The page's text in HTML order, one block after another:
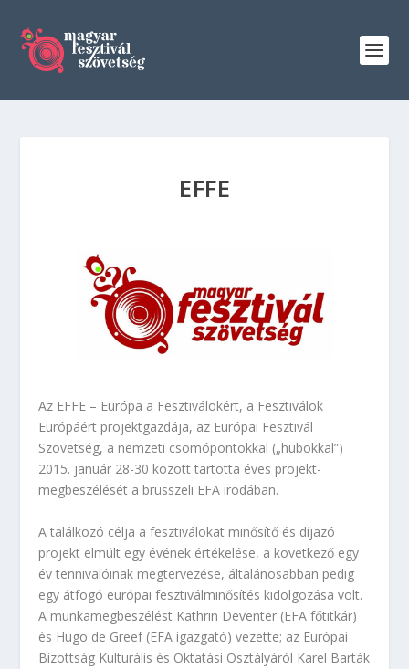
EFFE
Az EFFE – Európa a Fesztiválokért, a Fesztiválok
Európáért projektgazdája, az Európai Fesztivál
Szövetség, a nemzeti csomópontokkal („hubokkal”)
2015. január 28-30 között tartotta éves projekt-
megbeszélését a brüsszeli EFA irodában.
A találkozó célja a fesztiválokat minősítő és díjazó
projekt elmúlt egy évének értékelése, a következő egy
év tennivalóinak megtervezése, általánosabban pedig
egy átfogó európai fesztiválminősítés kidolgozása volt.
A munkamegbeszélést Kathrin Deventer (EFA főtitkár)
és Hugo de Greef (EFA igazgató) vezette; az Európai
Bizottság Kulturális és Oktatási Osztályáról Karel Barták